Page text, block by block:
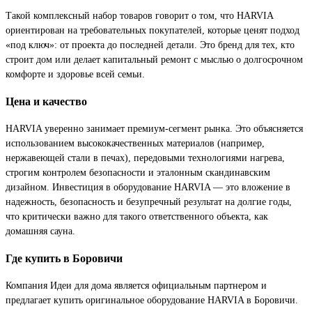
Такой комплексный набор товаров говорит о том, что HARVIA
ориентирован на требовательных покупателей, которые ценят подход
«под ключ»: от проекта до последней детали. Это бренд для тех, кто
строит дом или делает капитальный ремонт с мыслью о долгосрочном
комфорте и здоровье всей семьи.
Цена и качество
HARVIA уверенно занимает премиум-сегмент рынка. Это объясняется
использованием высококачественных материалов (например,
нержавеющей стали в печах), передовыми технологиями нагрева,
строгим контролем безопасности и эталонным скандинавским
дизайном. Инвестиция в оборудование HARVIA — это вложение в
надежность, безопасность и безупречный результат на долгие годы,
что критически важно для такого ответственного объекта, как
домашняя сауна.
Где купить в Боровичи
Компания Идеи для дома является официальным партнером и
предлагает купить оригинальное оборудование HARVIA в Боровичи.